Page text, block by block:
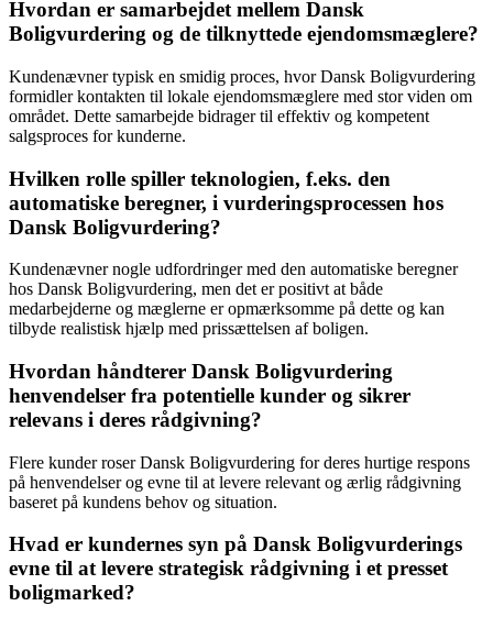
Hvordan er samarbejdet mellem Dansk
Boligvurdering og de tilknyttede ejendomsmæglere?
Kundenævner typisk en smidig proces, hvor Dansk Boligvurdering
formidler kontakten til lokale ejendomsmæglere med stor viden om
området. Dette samarbejde bidrager til effektiv og kompetent
salgsproces for kunderne.
Hvilken rolle spiller teknologien, f.eks. den
automatiske beregner, i vurderingsprocessen hos
Dansk Boligvurdering?
Kundenævner nogle udfordringer med den automatiske beregner
hos Dansk Boligvurdering, men det er positivt at både
medarbejderne og mæglerne er opmærksomme på dette og kan
tilbyde realistisk hjælp med prissættelsen af boligen.
Hvordan håndterer Dansk Boligvurdering
henvendelser fra potentielle kunder og sikrer
relevans i deres rådgivning?
Flere kunder roser Dansk Boligvurdering for deres hurtige respons
på henvendelser og evne til at levere relevant og ærlig rådgivning
baseret på kundens behov og situation.
Hvad er kundernes syn på Dansk Boligvurderings
evne til at levere strategisk rådgivning i et presset
boligmarked?